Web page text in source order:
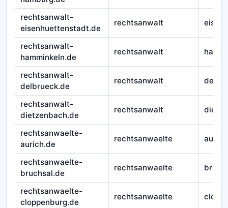
rechtsanwalt-
eisenhuettenstadt.de
rechtsanwalt
rechtsanwalt-
hamminkeln.de
rechtsanwalt
rechtsanwalt-
delbrueck.de
rechtsanwalt
rechtsanwalt-
dietzenbach.de
rechtsanwalt
rechtsanwaelte-
aurich.de
rechtsanwaelte aurich
rechtsanwaelte-
bruchsal.de
rechtsanwaelte
rechtsanwaelte-
cloppenburg.de
rechtsanwaelte